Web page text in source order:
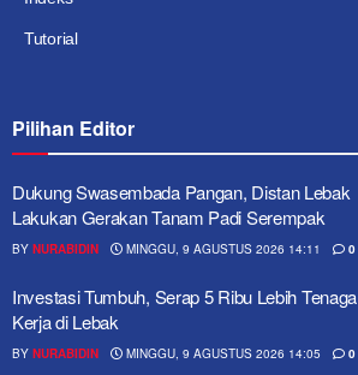
Tutorial
Pilihan Editor
Dukung Swasembada Pangan, Distan Lebak
Lakukan Gerakan Tanam Padi Serempak
BY NURABIDIN MINGGU, 9 AGUSTUS 2026 14:11 0
Investasi Tumbuh, Serap 5 Ribu Lebih Tenaga
Kerja di Lebak
BY NURABIDIN MINGGU, 9 AGUSTUS 2026 14:05 0